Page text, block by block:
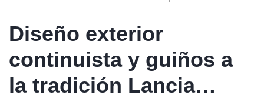
Diseño exterior
continuista y guiños a
la tradición Lancia…